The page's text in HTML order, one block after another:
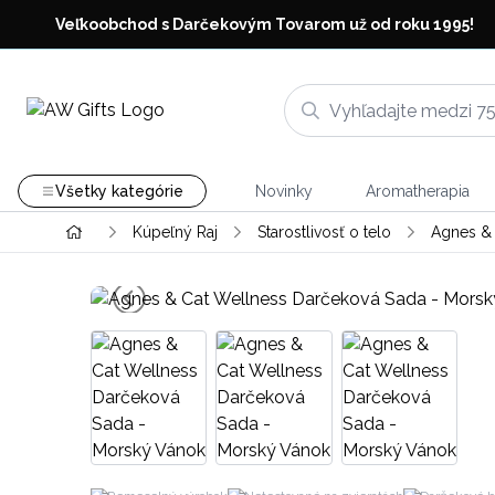
Veľkoobchod s Darčekovým Tovarom už od roku 1995!
Všetky kategórie Novinky Aromatherapia
Kúpeľný Raj Starostlivosť o telo Agnes &